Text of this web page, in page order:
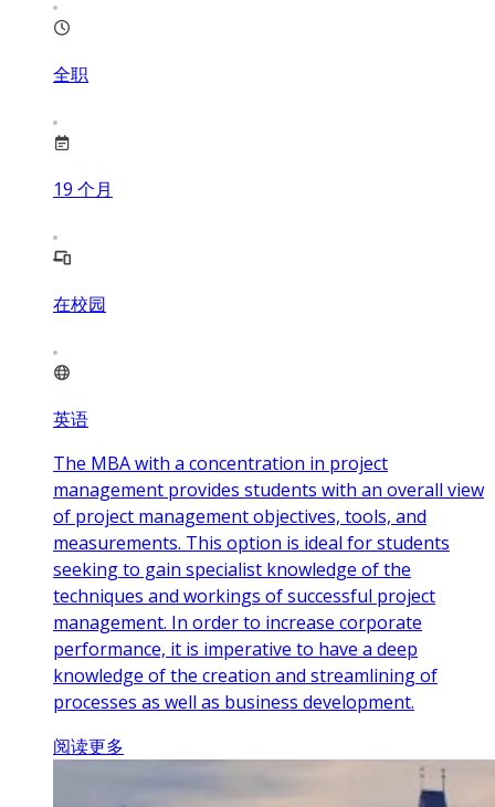
全职
19 个月
在校园
英语
The MBA with a concentration in project
management provides students with an overall view
of project management objectives, tools, and
measurements. This option is ideal for students
seeking to gain specialist knowledge of the
techniques and workings of successful project
management. In order to increase corporate
performance, it is imperative to have a deep
knowledge of the creation and streamlining of
processes as well as business development.
阅读更多